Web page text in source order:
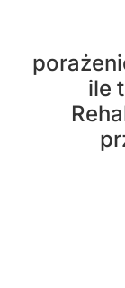
ile